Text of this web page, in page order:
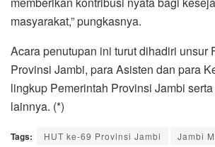
masyarakat,” pungkasnya.
Acara penutupan ini turut dihadiri unsur
Provinsi Jambi, para Asisten dan para
lingkup Pemerintah Provinsi Jambi
lainnya. (*)
Tags: HUT ke-69 Provinsi Jambi
Jambi